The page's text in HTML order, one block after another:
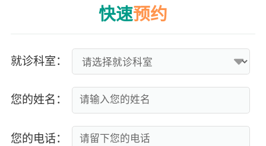
快速预约
就诊科室：
您的姓名：
您的电话：